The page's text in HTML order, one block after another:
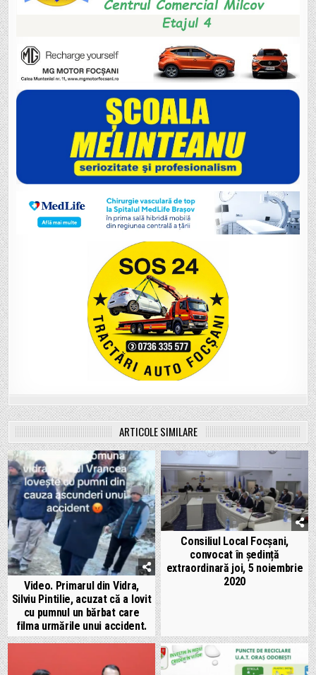
ARTICOLE SIMILARE
Video. Primarul din Vidra,
Silviu Pintilie, acuzat că a lovit
cu pumnul un bărbat care
filma urmările unui accident.
Consiliul Local Focșani,
convocat în ședință
extraordinară joi, 5 noiembrie
2020